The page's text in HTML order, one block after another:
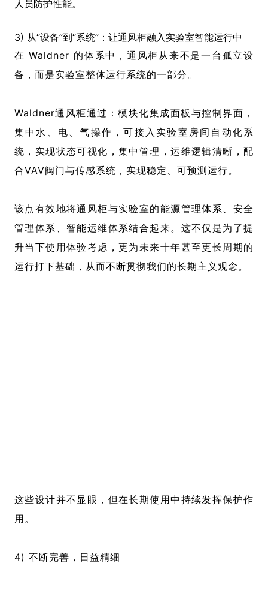
人员防护性能。
3) 从“设备”到“系统”：让通风柜融入实验室智能运行中
在 Waldner 的体系中，通风柜从来不是一台孤立设
备，而是实验室整体运行系统的一部分。
Waldner通风柜通过：模块化集成面板与控制界面，
集中水、电、气操作，可接入实验室房间自动化系
统，实现状态可视化，集中管理，运维逻辑清晰，配
合VAV阀门与传感系统，实现稳定、可预测运行。
该点有效地将通风柜与实验室的能源管理体系
、安全
管理体系、智能运维体系结合起来。这不仅是为了提
升当下使用体验考虑，更为未来十年甚至更长周期的
运行打下基础，从而不断贯彻我们的长期主义观念。
这些设计并不显眼，但在长期使用中持续发挥保护作
用。
4) 不断完善，日益精细